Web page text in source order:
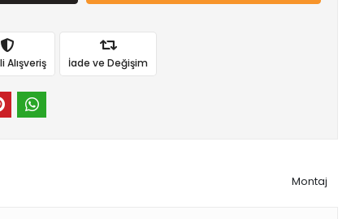
Alışveriş İade ve Değişim
Montaj